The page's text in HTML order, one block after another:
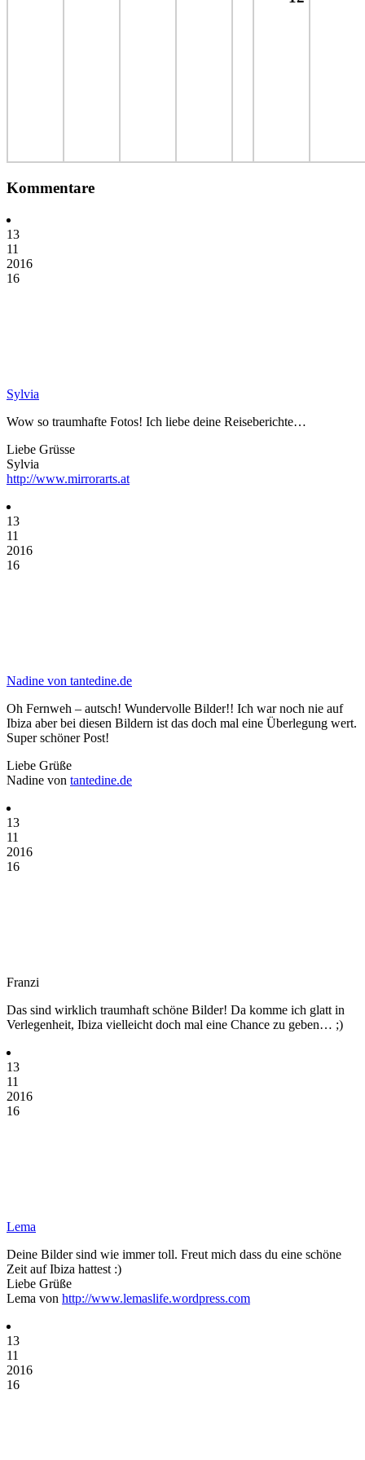
Kommentare
13
11
2016
16
Sylvia
Wow so traumhafte Fotos! Ich liebe deine Reiseberichte…
Liebe Grüsse
Sylvia
http://www.mirrorarts.at
13
11
2016
16
Nadine von tantedine.de
Oh Fernweh – autsch! Wundervolle Bilder!! Ich war noch nie auf
Ibiza aber bei diesen Bildern ist das doch mal eine Überlegung wert.
Super schöner Post!
Liebe Grüße
Nadine von tantedine.de
13
11
2016
16
Franzi
Das sind wirklich traumhaft schöne Bilder! Da komme ich glatt in
Verlegenheit, Ibiza vielleicht doch mal eine Chance zu geben… ;)
13
11
2016
16
Lema
Deine Bilder sind wie immer toll. Freut mich dass du eine schöne
Zeit auf Ibiza hattest :)
Liebe Grüße
Lema von http://www.lemaslife.wordpress.com
13
11
2016
16